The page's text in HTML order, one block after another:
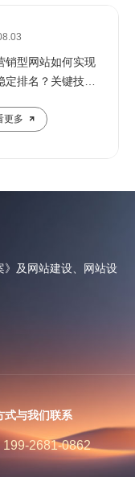
销型网站如何实现
定排名？关键技巧
更多
》及网站建设、网站设
式与我们联系
199-2681-0862